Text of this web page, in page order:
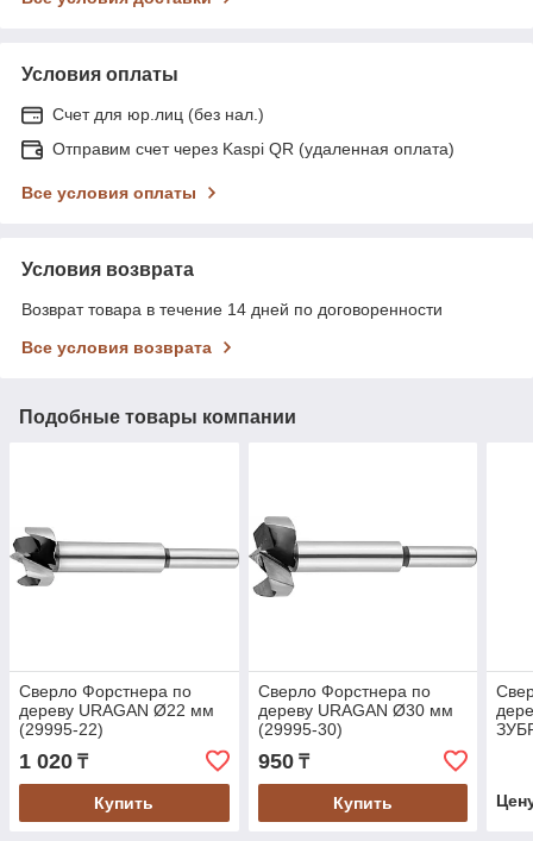
Условия оплаты
Счет для юр.лиц (без нал.)
Отправим счет через Kaspi QR (удаленная оплата)
Все условия оплаты
Условия возврата
Возврат товара в течение 14 дней по договоренности
Все условия возврата
Подобные товары компании
Сверло Форстнера по
дереву URAGAN Ø22 мм
(29995-22)
1 020 ₸
Купить
Сверло Форстнера по
дереву URAGAN Ø30 мм
(29995-30)
950₸
Купить